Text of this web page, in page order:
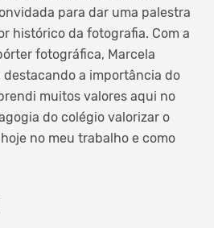
para dar uma palestra
histórico da fotografia. Com a
fotográfica, Marcela
destacando a importância do
muitos valores aqui no
do colégio valorizar o
no meu trabalho e como